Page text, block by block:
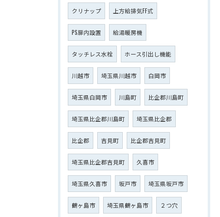
クリナップ 上方給排気FF式
PS扉内設置 給湯暖房機
タッチレス水栓 ホース引出し機能
川越市 埼玉県川越市 白岡市
埼玉県白岡市 川島町 比企郡川島町
埼玉県比企郡川島町 埼玉県比企郡
比企郡 吉見町 比企郡吉見町
埼玉県比企郡吉見町 久喜市
埼玉県久喜市 坂戸市 埼玉県坂戸市
鶴ヶ島市 埼玉県鶴ヶ島市 ２つ穴